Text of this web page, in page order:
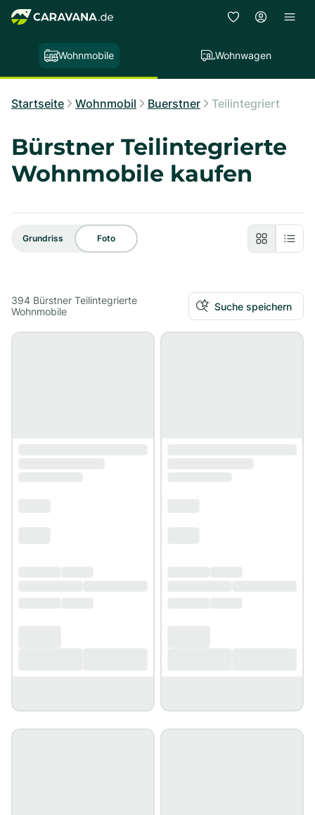
Wohnmobile Wohnwagen
Startseite Wohnmobil Buerstner Teilintegriert
Bürstner Teilintegrierte
Wohnmobile kaufen
Grundriss Foto
394 Bürstner Teilintegrierte
Wohnmobile
Suche speichern